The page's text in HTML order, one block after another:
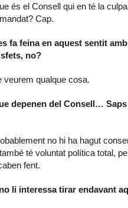
és el Consell qui en té la
Cap.
fa feina en aquest sentit
no?
veurem qualque cosa.
depenen del Consell…
no hi ha hagut
té voluntat política total,
fent.
li interessa tirar endavant